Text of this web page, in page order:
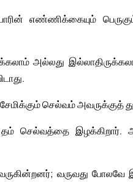
எண்ணிக்கையும்
அல்லது
செல்வம் அவருக்குத்
தம் செல்வத்தை
வருகின்றனர்; வருவது